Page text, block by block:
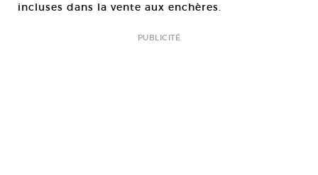
incluses dans la vente aux enchères.
PUBLICITÉ